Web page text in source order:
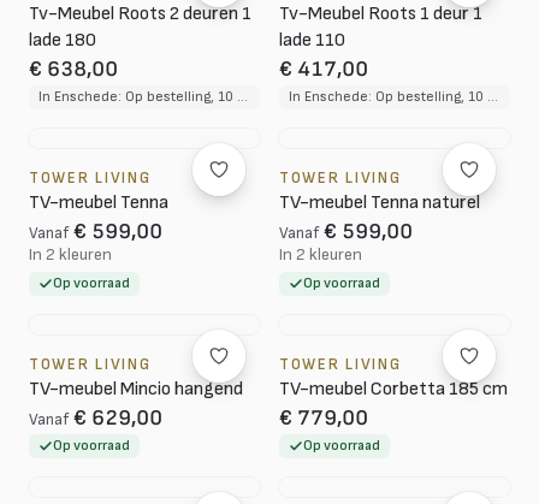
Tv-Meubel Roots 2 deuren 1
lade 180
€ 638,00
In Enschede: Op bestelling, 10 tot 12 weken levertijd
Tv-Meubel Roots 1 deur 1
lade 110
€ 417,00
In Enschede: Op bestelling, 10 tot 12 weken levertijd
TOWER LIVING
TV-meubel Tenna
Vanaf € 599,00
In 2 kleuren
Op voorraad
TOWER LIVING
TV-meubel Tenna naturel
Vanaf € 599,00
In 2 kleuren
Op voorraad
TOWER LIVING
TV-meubel Mincio hangend
Vanaf € 629,00
Op voorraad
TOWER LIVING
TV-meubel Corbetta 185 cm
€ 779,00
Op voorraad